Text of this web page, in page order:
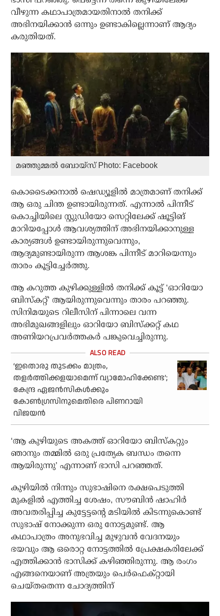
വീഴുന്ന കഥാപാത്രമായതിനാല്‍ തനിക്ക്
അഭിനയിക്കാന്‍ ഒന്നും ഉണ്ടാകില്ലെന്നാണ് ആദ്യം
കരുതിയത്.
മഞ്ഞുമ്മല്‍ ബോയ്‌സ് Photo: Facebook
കൊടൈക്കനാല്‍ ഷെഡ്യൂളില്‍ മാത്രമാണ് തനിക്ക്
ആ ഒരു ചിന്ത ഉണ്ടായിരുന്നത്. എന്നാല്‍ പിന്നീട്
കൊച്ചിയിലെ സ്റ്റുഡിയോ സെറ്റിലേക്ക് ഷൂട്ടിങ്
മാറിയപ്പോള്‍ ആവശ്യത്തിന് അഭിനയിക്കാനുള്ള
കാര്യങ്ങള്‍ ഉണ്ടായിരുന്നുവെന്നും,
ആദ്യമുണ്ടായിരുന്ന ആശങ്ക പിന്നീട് മാറിയെന്നും
താരം കൂട്ടിച്ചേര്‍ത്തു.
ആ കറുത്ത കുഴിക്കുള്ളില്‍ തനിക്ക് കൂട്ട് ‘ഓറിയോ
ബിസ്‌കറ്റ്’ ആയിരുന്നുവെന്നും താരം പറഞ്ഞു.
സിനിമയുടെ റിലീസിന് പിന്നാലെ വന്ന
അഭിമുഖങ്ങളിലും ഓറിയോ ബിസ്‌ക്കറ്റ് കഥ
അണിയറപ്രവര്‍ത്തകര്‍ പങ്കുവെച്ചിരുന്നു.
‘ഇതൊരു തുടക്കം മാത്രം,
തളര്‍ത്തിക്കളയാമെന്ന് വ്യാമോഹിക്കേണ്ട’;
കേന്ദ്ര ഏജന്‍സികള്‍ക്കും
കോണ്‍ഗ്രസിനുമെതിരെ പിണറായി
വിജയന്‍
‘ആ കുഴിയുടെ അകത്ത് ഓറിയോ ബിസ്‌കറ്റും
ഞാനും തമ്മില്‍ ഒരു പ്രത്യേക ബന്ധം തന്നെ
ആയിരുന്നു’ എന്നാണ് ഭാസി പറഞ്ഞത്.
കുഴിയില്‍ നിന്നും സുഭാഷിനെ രക്ഷപെടുത്തി
മുകളില്‍ എത്തിച്ച ശേഷം, സൗബിന്‍ ഷാഹിര്‍
അവതരിപ്പിച്ച കുട്ടേട്ടന്റെ മടിയില്‍ കിടന്നുകൊണ്ട്
സുഭാഷ് നോക്കുന്ന ഒരു നോട്ടമുണ്ട്. ആ
കഥാപാത്രം അനുഭവിച്ച മുഴുവന്‍ വേദനയും
ഭയവും ആ ഒരൊറ്റ നോട്ടത്തില്‍ പ്രേക്ഷകരിലേക്ക്
എത്തിക്കാന്‍ ഭാസിക്ക് കഴിഞ്ഞിരുന്നു. ആ രംഗം
എങ്ങനെയാണ് അത്രയും പെര്‍ഫെക്റ്റായി
ചെയ്തതെന്ന ചോദ്യത്തിന്